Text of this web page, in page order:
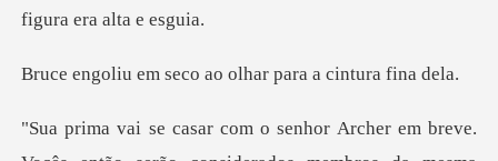
co ao olhar para a
e.